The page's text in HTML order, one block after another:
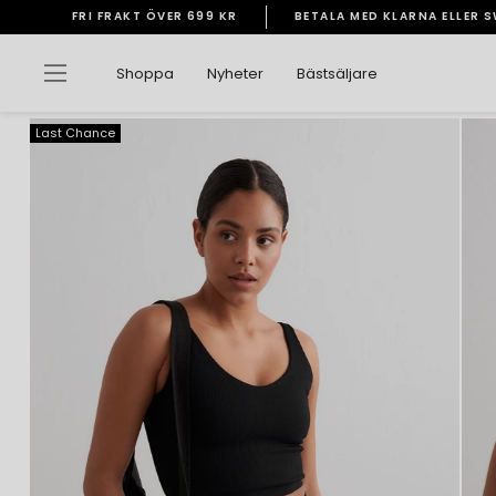
vidare
innehåll
Pausa
bildspelet
FRI FRAKT ÖVER 699 KR BETALA MED KLARNA ELLER
Sidnavigering
Shoppa Nyheter Bästsäljare
Last Chance